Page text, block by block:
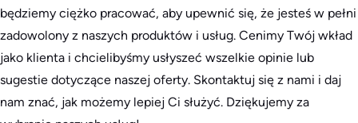
będziemy ciężko pracować, aby upewnić się, że jesteś w pełni
zadowolony z naszych produktów i usług. Cenimy Twój wkład
jako klienta i chcielibyśmy usłyszeć wszelkie opinie lub
sugestie dotyczące naszej oferty. Skontaktuj się z nami i daj
nam znać, jak możemy lepiej Ci służyć. Dziękujemy za